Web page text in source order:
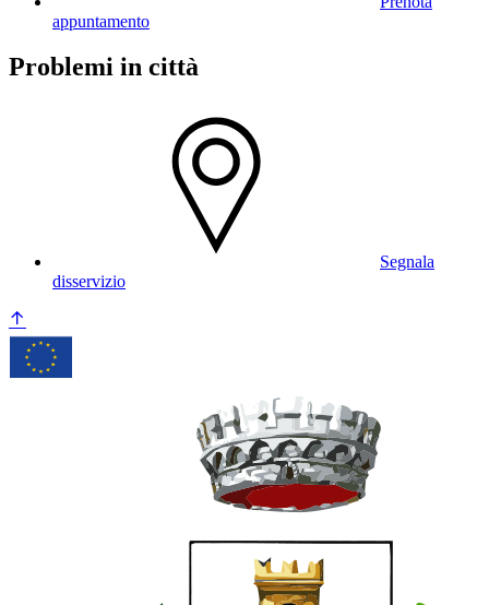
appuntamento
Problemi in città
Segnala
disservizio